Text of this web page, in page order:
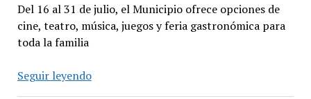
Del 16 al 31 de julio, el Municipio ofrece opciones de
cine, teatro, música, juegos y feria gastronómica para
toda la familia
Seguir leyendoPropuestas